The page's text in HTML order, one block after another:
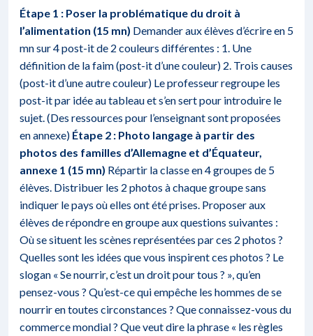
Étape 1 : Poser la problématique du droit à
l’alimentation (15 mn) Demander aux élèves d’écrire en 5
mn sur 4 post-it de 2 couleurs différentes : 1. Une
définition de la faim (post-it d’une couleur) 2. Trois causes
(post-it d’une autre couleur) Le professeur regroupe les
post-it par idée au tableau et s’en sert pour introduire le
sujet. (Des ressources pour l’enseignant sont proposées
en annexe) Étape 2 : Photo langage à partir des
photos des familles d’Allemagne et d’Équateur,
annexe 1 (15 mn) Répartir la classe en 4 groupes de 5
élèves. Distribuer les 2 photos à chaque groupe sans
indiquer le pays où elles ont été prises. Proposer aux
élèves de répondre en groupe aux questions suivantes :
Où se situent les scènes représentées par ces 2 photos ?
Quelles sont les idées que vous inspirent ces photos ? Le
slogan « Se nourrir, c’est un droit pour tous ? », qu’en
pensez-vous ? Qu’est-ce qui empêche les hommes de se
nourrir en toutes circonstances ? Que connaissez-vous du
commerce mondial ? Que veut dire la phrase « les règles